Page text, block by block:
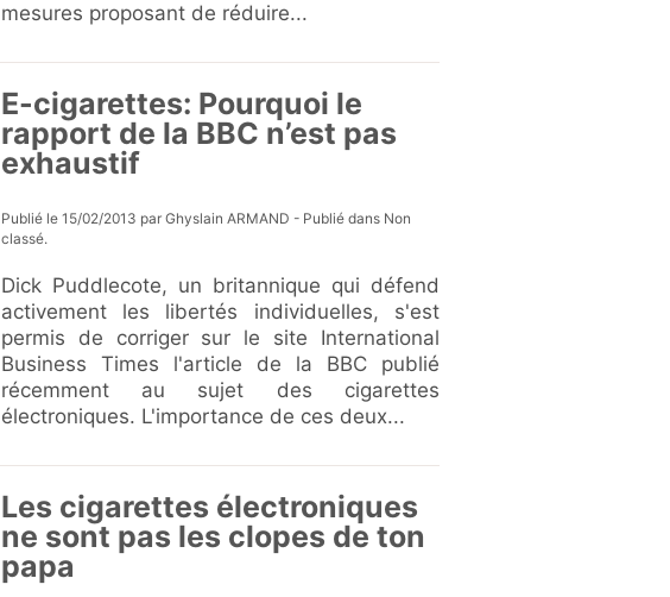
mesures proposant de réduire...
E-cigarettes: Pourquoi le
rapport de la BBC n’est pas
exhaustif
Publié le 15/02/2013 par Ghyslain ARMAND - Publié dans Non
classé.
Dick Puddlecote, un britannique qui défend
activement les libertés individuelles, s'est
permis de corriger sur le site International
Business Times l'article de la BBC publié
récemment au sujet des cigarettes
électroniques. L'importance de ces deux...
Les cigarettes électroniques
ne sont pas les clopes de ton
papa